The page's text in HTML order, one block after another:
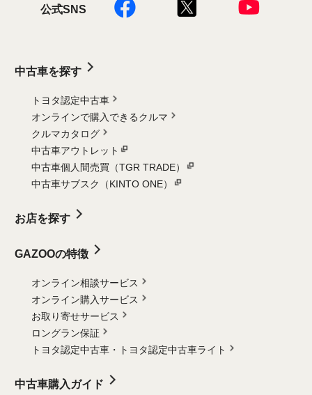
公式SNS
中古車を探す
トヨタ認定中古車
オンラインで購入できるクルマ
クルマカタログ
中古車アウトレット
中古車個人間売買（TGR TRADE）
中古車サブスク（KINTO ONE）
お店を探す
GAZOOの特徴
オンライン相談サービス
オンライン購入サービス
お取り寄せサービス
ロングラン保証
トヨタ認定中古車・
トヨタ認定中古車ライト
中古車購入ガイド